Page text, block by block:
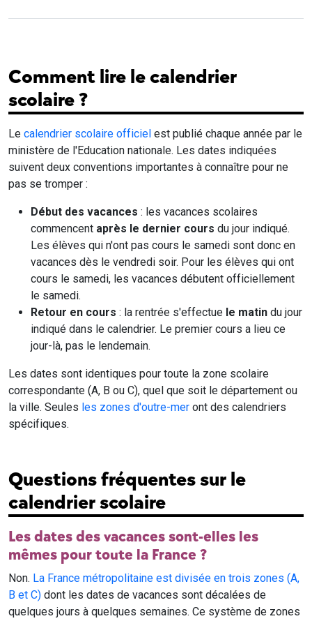
Comment lire le calendrier
scolaire ?
Le calendrier scolaire officiel est publié chaque année par le
ministère de l'Education nationale. Les dates indiquées
suivent deux conventions importantes à connaître pour ne
pas se tromper :
Début des vacances : les vacances scolaires
commencent après le dernier cours du jour indiqué.
Les élèves qui n'ont pas cours le samedi sont donc en
vacances dès le vendredi soir. Pour les élèves qui ont
cours le samedi, les vacances débutent officiellement
le samedi.
Retour en cours : la rentrée s'effectue le matin du jour
indiqué dans le calendrier. Le premier cours a lieu ce
jour-là, pas le lendemain.
Les dates sont identiques pour toute la zone scolaire
correspondante (A, B ou C), quel que soit le département ou
la ville. Seules les zones d'outre-mer ont des calendriers
spécifiques.
Questions fréquentes sur le
calendrier scolaire
Les dates des vacances sont-elles les
mêmes pour toute la France ?
Non. La France métropolitaine est divisée en trois zones (A,
B et C) dont les dates de vacances sont décalées de
quelques jours à quelques semaines. Ce système de zones